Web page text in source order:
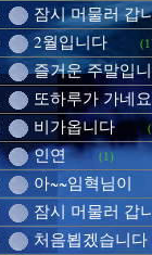
잠시 머물러 갑
2월입니다
즐거운 주말입
또하루가 가네요
비가옵니다
인연 (1)
아~~임혁님이
잠시 머물러 갑
처음뵙겠습니다